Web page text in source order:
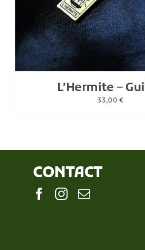
L’Hermite –
33,00€
CONTACT